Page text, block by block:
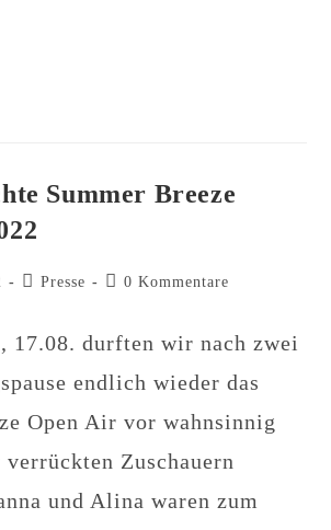
Summer Breeze
Beitrags-
Presse
Beitrags-
0 Kommentare
17.08. durften wir nach zwei
endlich wieder das
Open Air vor wahnsinnig
Zuschauern
und Alina waren zum